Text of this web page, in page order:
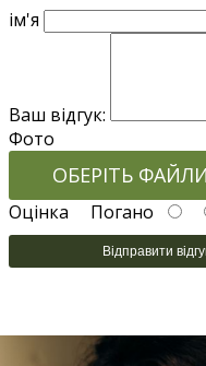
ім'я
Ваш відгук:
Фото
ОБЕРІТЬ ФАЙЛИ
Оцінка Погано
Відправити